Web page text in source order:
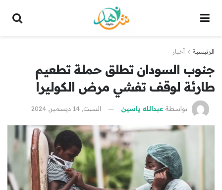
الرئيسية أخبار
جنوب السودان تطلق حملة تطعيم
طارئة لوقف تفشي مرض الكوليرا
بواسطة عبدالله ياسين السبت, 14 ديسمبر, 2024